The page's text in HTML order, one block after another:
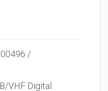
/
VHF Digital